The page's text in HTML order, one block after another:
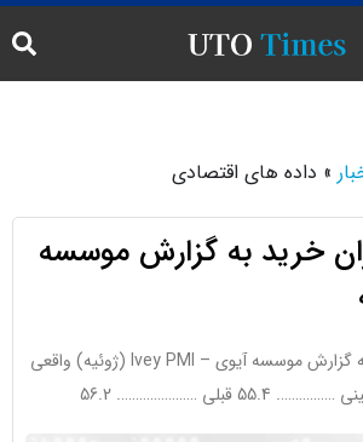
» داده های اقتصادی
خرید به گزارش موسسه
شاخص مدیران خرید به گزارش موسسه آیوی – Ivey PMI (ژوئیه) واقعی